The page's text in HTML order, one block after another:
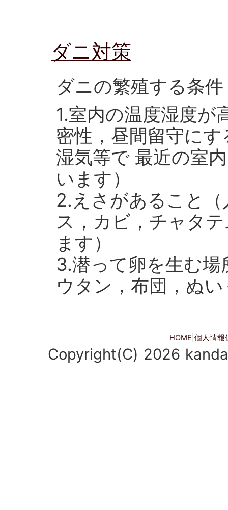
ダニ対策
ダニの繁殖する条件
1.室内の温度湿度
密性，昼間留守に
湿気等で 最近の室
います）
2.えさがあること
ス，カビ，チャタ
ます）
3.潜って卵を生む
ウタン，布団，ぬ
HOME 個人情報
Copyright(C) 2026